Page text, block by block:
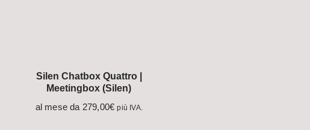
Silen Chatbox Quattro |
Meetingbox (Silen)
al mese da 279,00€ più IVA.